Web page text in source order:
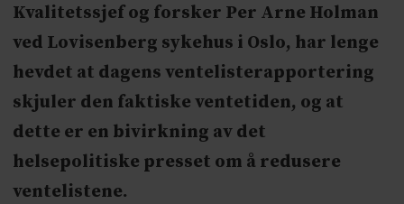
Kvalitetssjef og forsker Per Arne Holman
ved Lovisenberg sykehus i Oslo, har lenge
hevdet at dagens ventelisterapportering
skjuler den faktiske ventetiden, og at
dette er en bivirkning av det
helsepolitiske presset om å redusere
ventelistene.